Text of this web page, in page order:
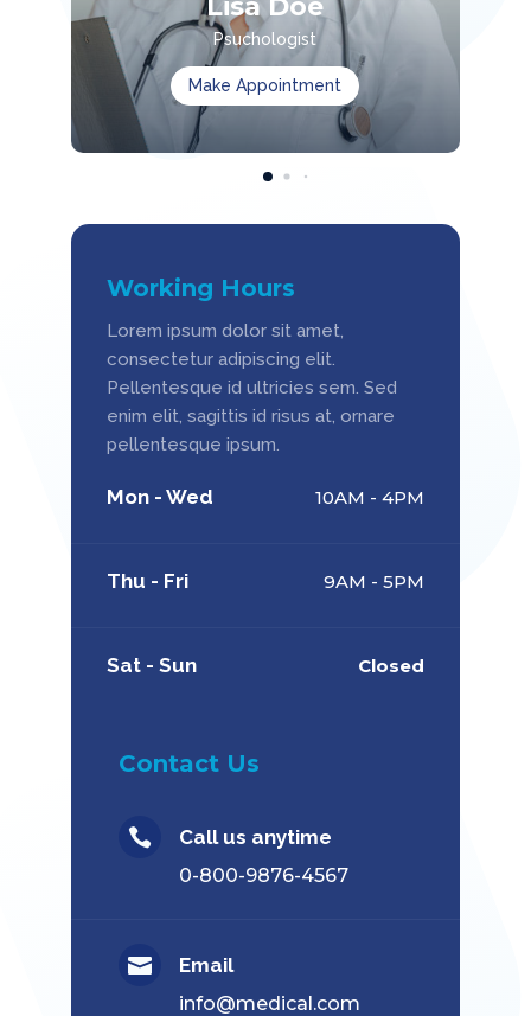
Lisa Doe
Psuchologist
Make Appointment
Working Hours
Lorem ipsum dolor sit amet,
consectetur adipiscing elit.
Pellentesque id ultricies sem. Sed
enim elit, sagittis id risus at, ornare
pellentesque ipsum.
Mon - Wed 10AM - 4PM
Thu - Fri 9AM - 5PM
Sat - Sun Closed
Contact Us
 Call us anytime
0-800-9876-4567
 Email
info@medical.com
El Medio Rural un lugar
para vivir, trabajar y